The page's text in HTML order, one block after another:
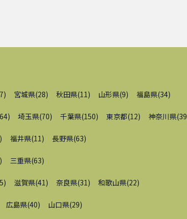
) 宮城県(28) 秋田県(11) 山形県(9) 福島県(34)
64) 埼玉県(70) 千葉県(150) 東京都(12) 神奈川県(39
) 福井県(11) 長野県(63)
) 三重県(63)
) 滋賀県(41) 奈良県(31) 和歌山県(22)
広島県(40) 山口県(29)